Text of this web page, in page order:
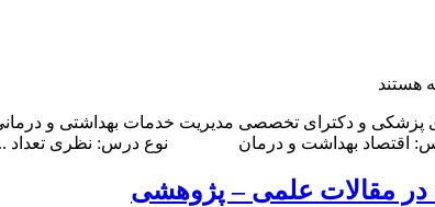
هستند
پزشکی و دکترای تخصصی مدیریت خدمات بهداشتی و
در مقالات علمی – پژوهشی